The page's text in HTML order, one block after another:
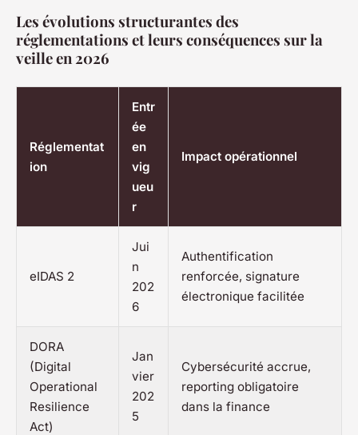
Les évolutions structurantes des
réglementations et leurs conséquences sur la
veille en 2026
Réglementat
ion
Entr
ée
en
vig
ueu
r
Impact opérationnel
eIDAS 2
Jui
n
202
6
Authentification
renforcée, signature
électronique facilitée
DORA
(Digital
Operational
Resilience
Act)
Jan
vier
202
5
Cybersécurité accrue,
reporting obligatoire
dans la finance